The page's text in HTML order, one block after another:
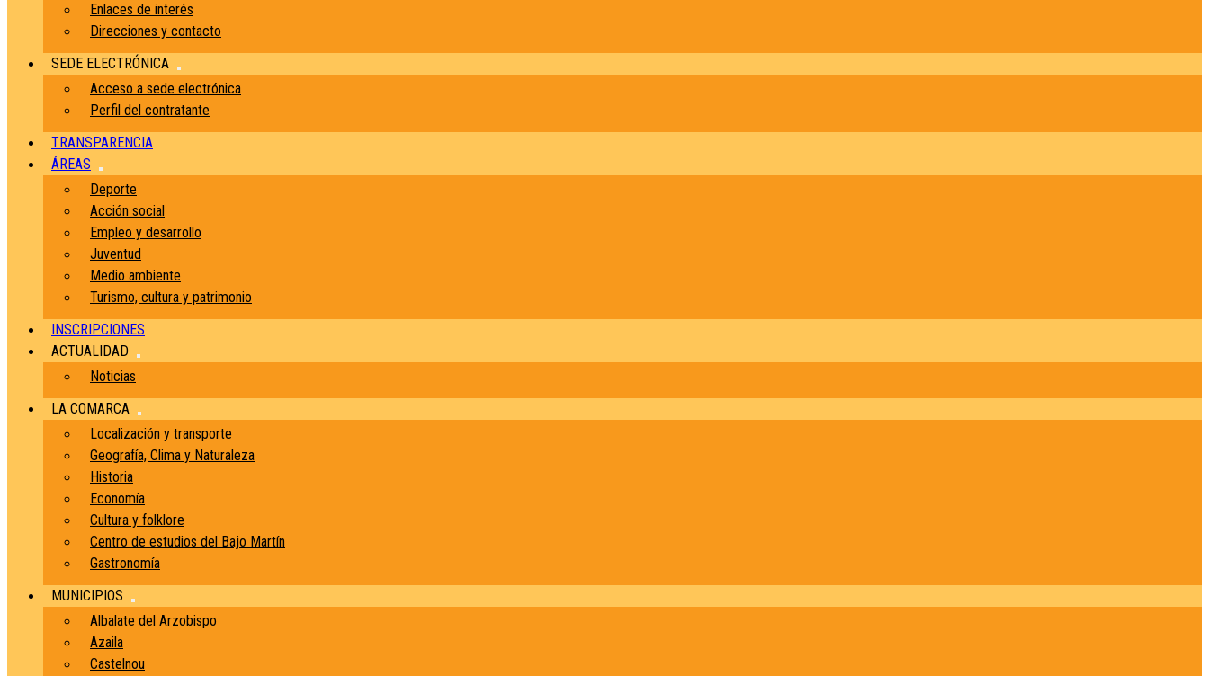
Enlaces de interés
Direcciones y contacto
SEDE ELECTRÓNICA
Acceso a sede electrónica
Perfil del contratante
TRANSPARENCIA
ÁREAS
Deporte
Acción social
Empleo y desarrollo
Juventud
Medio ambiente
Turismo, cultura y patrimonio
INSCRIPCIONES
ACTUALIDAD
Noticias
LA COMARCA
Localización y transporte
Geografía, Clima y Naturaleza
Historia
Economía
Cultura y folklore
Centro de estudios del Bajo Martín
Gastronomía
MUNICIPIOS
Albalate del Arzobispo
Azaila
Castelnou